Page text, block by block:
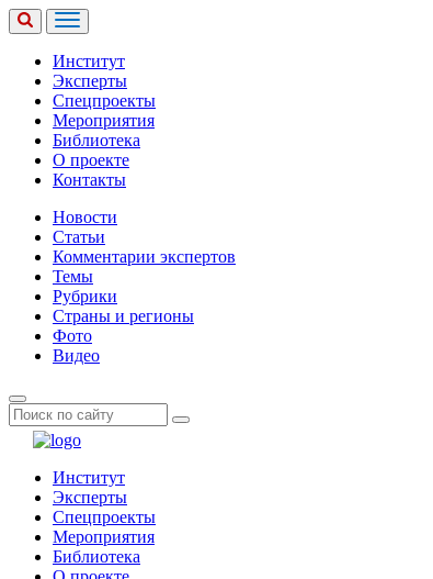
Институт
Эксперты
Спецпроекты
Мероприятия
Библиотека
О проекте
Контакты
Новости
Статьи
Комментарии экспертов
Темы
Рубрики
Страны и регионы
Фото
Видео
Институт
Эксперты
Спецпроекты
Мероприятия
Библиотека